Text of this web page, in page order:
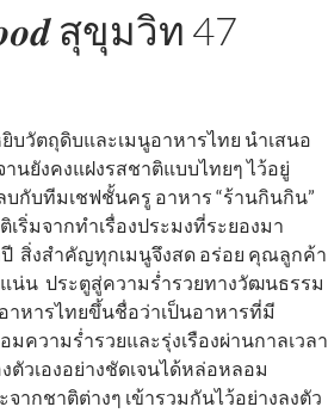
สุขุมวิท 47
บวัตถุดิบและเมนูอาหารไทย นำเสนอ
นยังคงแฝงรสชาติแบบไทยๆ ไว้อยู่
บกับทีมเชฟชั้นครู อาหาร “ร้านกินกิน”
ริ่มจากทำเรื่องประมงที่ระยองมา
ปี สิ่งสำคัญทุกเมนูจึงสด อร่อย คุณลูกค้า
น่น ประตูสู่ความร่ำรวยทางวัฒนธรรม
าหารไทยขึ้นชื่อว่าเป็นอาหารที่มี
ความร่ำรวยและรุ่งเรืองผ่านกาลเวลา
วเองอย่างชัดเจนได้หล่อหลอม
ากชาติต่างๆ เข้ารวมกันไว้อย่างลงตัว